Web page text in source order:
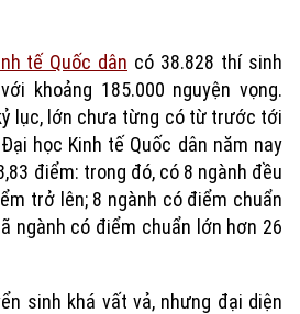
tế Quốc dân có 38.828 thí sinh
khoảng 185.000 nguyện vọng.
lục, lớn chưa từng có từ trước tới
học Kinh tế Quốc dân năm nay
điểm: trong đó, có 8 ngành đều
trở lên; 8 ngành có điểm chuẩn
ngành có điểm chuẩn lớn hơn 26
sinh khá vất vả, nhưng đại diện